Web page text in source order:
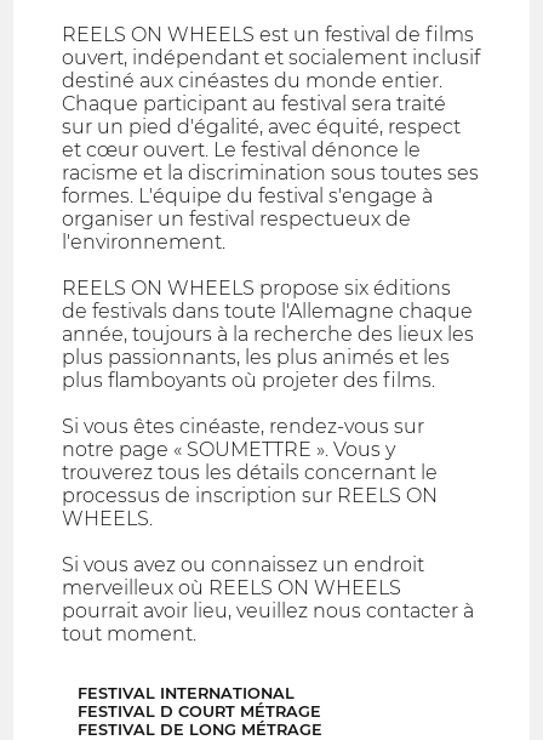
REELS ON WHEELS est un festival de films
ouvert, indépendant et socialement inclusif
destiné aux cinéastes du monde entier.
Chaque participant au festival sera traité
sur un pied d'égalité, avec équité, respect
et cœur ouvert. Le festival dénonce le
racisme et la discrimination sous toutes ses
formes. L'équipe du festival s'engage à
organiser un festival respectueux de
l'environnement.
REELS ON WHEELS propose six éditions
de festivals dans toute l'Allemagne chaque
année, toujours à la recherche des lieux les
plus passionnants, les plus animés et les
plus flamboyants où projeter des films.
Si vous êtes cinéaste, rendez-vous sur
notre page « SOUMETTRE ». Vous y
trouverez tous les détails concernant le
processus de inscription sur REELS ON
WHEELS.
Si vous avez ou connaissez un endroit
merveilleux où REELS ON WHEELS
pourrait avoir lieu, veuillez nous contacter à
tout moment.
FESTIVAL INTERNATIONAL
FESTIVAL D COURT MÉTRAGE
FESTIVAL DE LONG MÉTRAGE